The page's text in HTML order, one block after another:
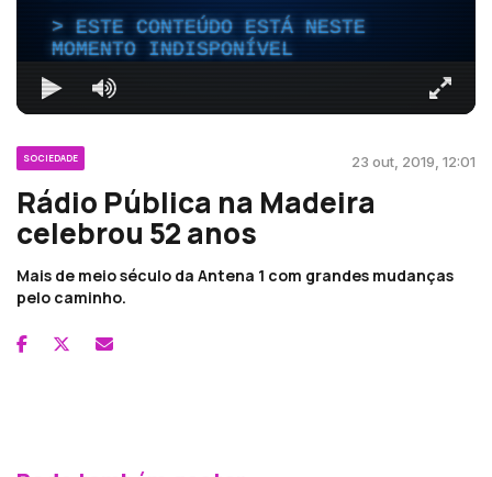
ESTE CONTEÚDO ESTÁ NESTE
MOMENTO INDISPONÍVEL
SOCIEDADE 23 out, 2019, 12:01
Rádio Pública na Madeira
celebrou 52 anos
Mais de meio século da Antena 1 com grandes mudanças
pelo caminho.